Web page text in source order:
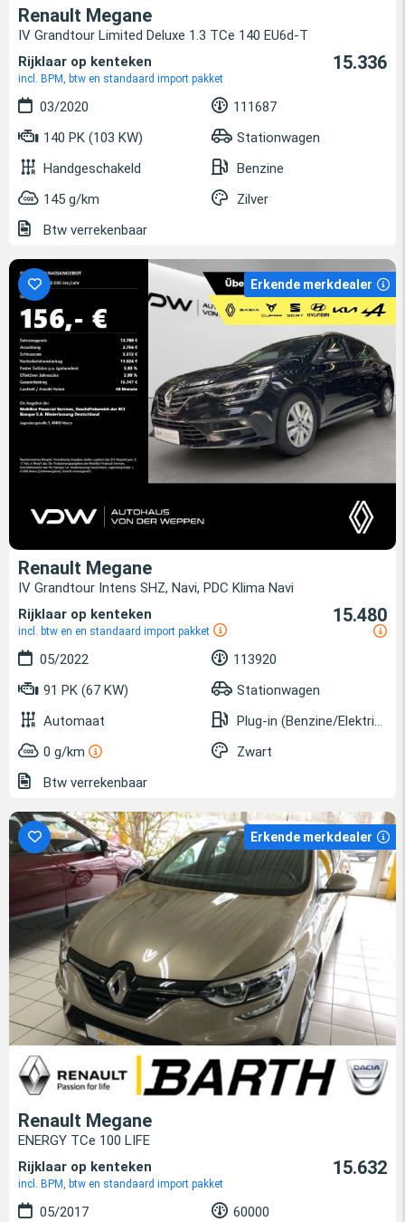
Renault Megane
IV Grandtour Limited Deluxe 1.3 TCe 140 EU6d-T
Rijklaar op kenteken
incl. BPM, btw en standaard import pakket
15.336
03/2020
111687
140 PK (103 KW)
Stationwagen
Handgeschakeld
Benzine
145 g/km
Zilver
Btw verrekenbaar
Erkende merkdealer
Renault Megane
IV Grandtour Intens SHZ, Navi, PDC Klima Navi
Rijklaar op kenteken
incl. btw en en standaard import pakket
15.480
05/2022
113920
91 PK (67 KW)
Stationwagen
Automaat
Plug-in (Benzine/Elektrisch)
0 g/km
Zwart
Btw verrekenbaar
Erkende merkdealer
Renault Megane
ENERGY TCe 100 LIFE
Rijklaar op kenteken
incl. BPM, btw en standaard import pakket
15.632
05/2017
60000